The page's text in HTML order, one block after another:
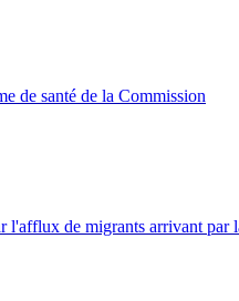
de santé de la Commission
l'afflux de migrants arrivant par